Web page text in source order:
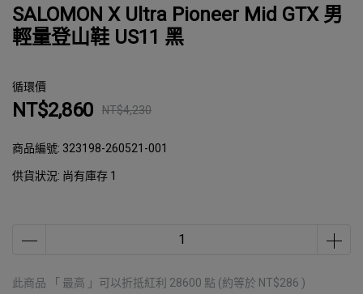
SALOMON X Ultra Pioneer Mid GTX 男
輕量登山鞋 US11 黑
循環價
NT$2,860 NT$4,230
商品編號: 323198-260521-001
供貨狀況: 尚有庫存 1
此商品 「 最高 」可以折抵紅利 28600 點 (約等於 NT$286 )